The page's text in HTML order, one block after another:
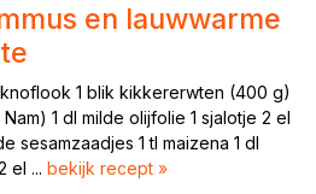
en lauwwarme
1 blik kikkererwten (400 g)
1 dl milde olijfolie 1 sjalotje 2 el
sesamzaadjes 1 tl maizena 1 dl
el ... bekijk recept »